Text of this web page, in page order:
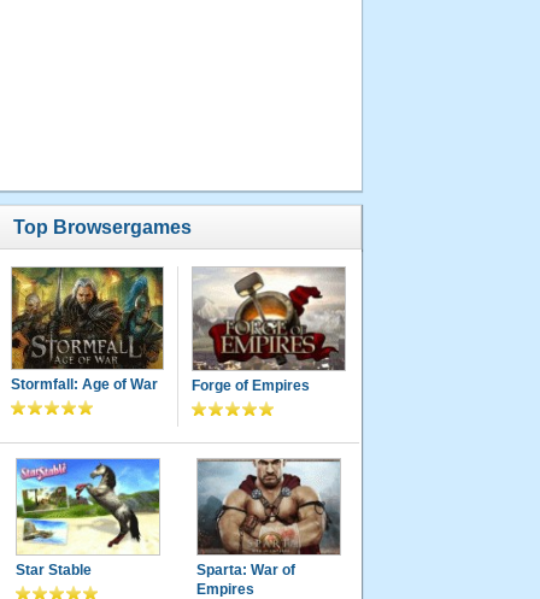
Top Browsergames
Stormfall: Age of War Forge of Empires
Star Stable
Sparta: War of
Empires